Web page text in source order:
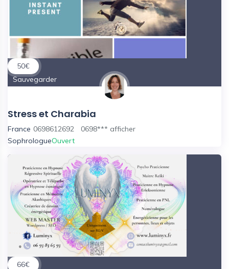
50€
Sauvegarder
Stress et Charabia
France 0698612692 0698*** afficher
SophrologueOuvert
66€